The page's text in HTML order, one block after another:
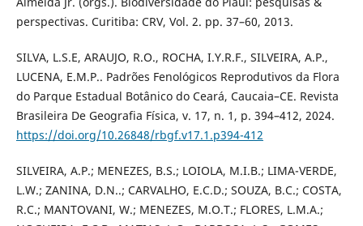
perspectivas. Curitiba: CRV, Vol. 2. pp. 37–60, 2013.
SILVA, L.S.E, ARAUJO, R.O., ROCHA, I.Y.R.F., SILVEIRA, A.P.,
LUCENA, E.M.P.. Padrões Fenológicos Reprodutivos da Flora
do Parque Estadual Botânico do Ceará, Caucaia–CE. Revista
Brasileira De Geografia Física, v. 17, n. 1, p. 394–412, 2024.
https://doi.org/10.26848/rbgf.v17.1.p394-412
SILVEIRA, A.P.; MENEZES, B.S.; LOIOLA, M.I.B.; LIMA-VERDE,
L.W.; ZANINA, D.N..; CARVALHO, E.C.D.; SOUZA, B.C.; COSTA,
R.C.; MANTOVANI, W.; MENEZES, M.O.T.; FLORES, L.M.A.;